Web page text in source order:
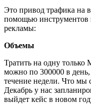
Это привод трафика на
помощью
рекламы:
Объемы
Тратить на одну
можно по 300000 в
течение недели. Что мы
Декабрь у нас
выйдет кейс в новом